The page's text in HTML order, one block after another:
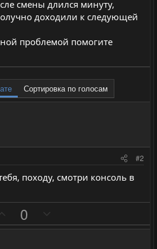
смены длился минуту,
доходили к следующей
проблемой помогите
Сортировка по голосам
#2
походу, смотри консоль в
о
0
е